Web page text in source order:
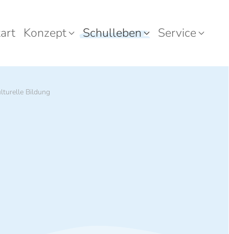
Konzept Schulleben Service
Bildung